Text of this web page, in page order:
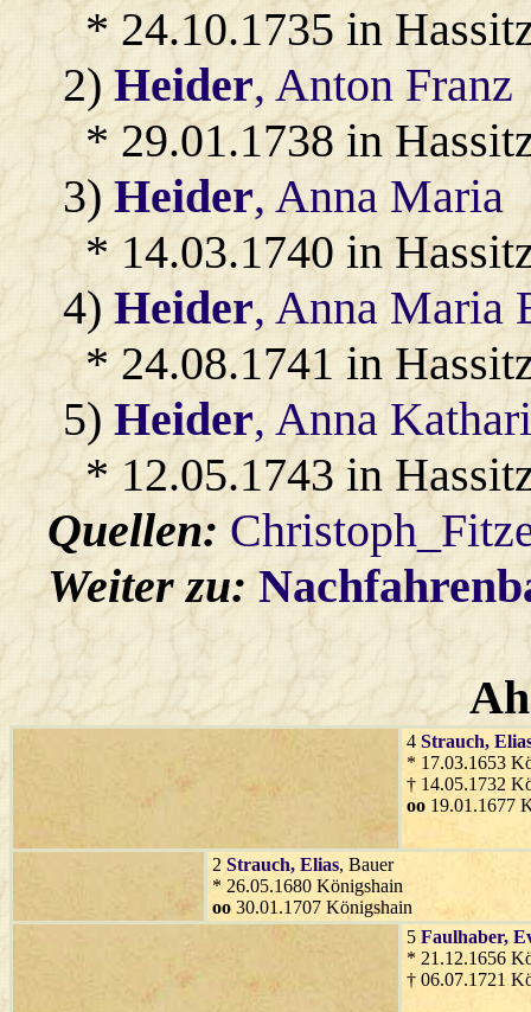
* 24.10.1735 in
2)Heider, Anton Franz
* 29.01.1738 in
3)Heider, Anna Maria
* 14.03.1740 in
4)Heider, Anna Maria
* 24.08.1741 in
5)Heider, Anna
* 12.05.1743 in
Quellen:
Weiter zu:
4 Strauch,
* 17.03.1653
† 14.05.1732
oo 19.01.1677
2 Strauch, Elias, Bauer
* 26.05.1680 Königshain
oo 30.01.1707 Königshain
5 Faulhaber,
* 21.12.1656
† 06.07.1721